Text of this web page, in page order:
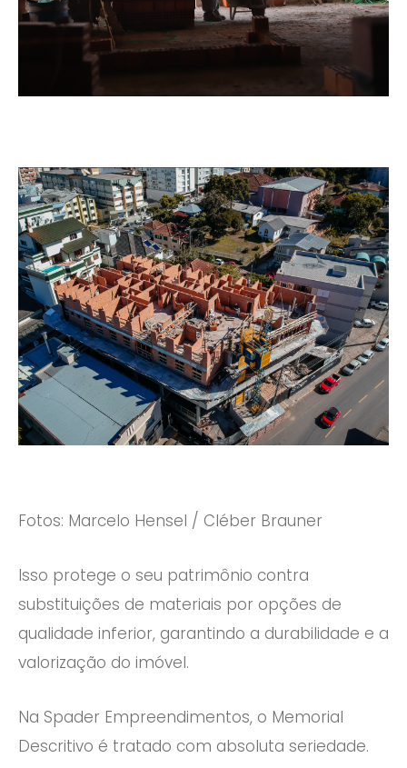
Fotos: Marcelo Hensel / Cléber Brauner
Isso protege o seu patrimônio contra
substituições de materiais por opções de
qualidade inferior, garantindo a durabilidade e a
valorização do imóvel.
Na Spader Empreendimentos, o Memorial
Descritivo é tratado com absoluta seriedade.